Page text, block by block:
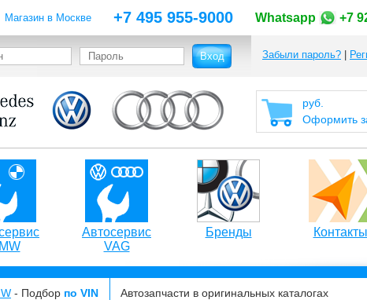
Whatsapp +7
+7 495 955-9000
Магазин в Москве
Забыли пароль?
руб.
Оформить
Автосервис
VAG
Бренды Контакты
- Подбор по VIN Автозапчасти в оригинальных каталогах